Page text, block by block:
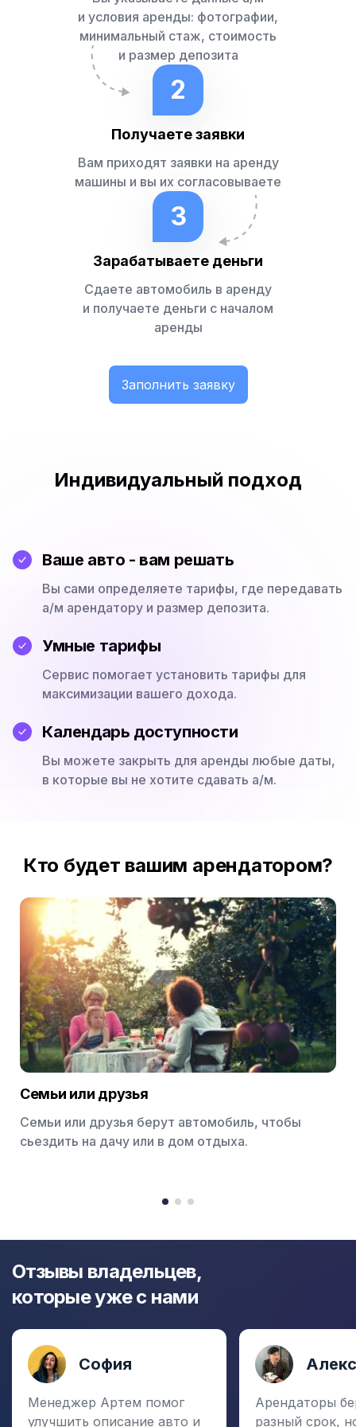
и условия аренды: фотографии,
минимальный стаж, стоимость
и размер депозита
2
Получаете заявки
Вам приходят заявки на аренду
машины и вы их согласовываете
3
Зарабатываете деньги
Сдаете автомобиль в аренду
и получаете деньги с началом
аренды
Заполнить заявку
Индивидуальный подход
Ваше авто - вам решать
Вы сами определяете тарифы, где передавать
а/м арендатору и размер депозита.
Умные тарифы
Сервис помогает установить тарифы для
максимизации вашего дохода.
Календарь доступности
Вы можете закрыть для аренды любые даты,
в которые вы не хотите сдавать а/м.
Кто будет вашим арендатором?
Семьи или друзья
Семьи или друзья берут автомобиль, чтобы
сьездить на дачу или в дом отдыха.
item
itemitem
3
Отзывы владельцев,
которые уже с нами
София
Менеджер Артем помог
улучшить описание авто и
Арендаторы
разный срок,